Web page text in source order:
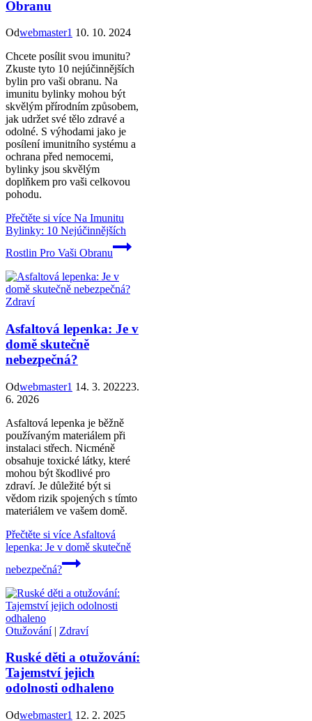
Obranu
Odwebmaster1 10. 10. 2024
Chcete posílit svou imunitu?
Zkuste tyto 10 nejúčinnějších
bylin pro vaši obranu. Na
imunitu bylinky mohou být
skvělým přírodním způsobem,
jak udržet své tělo zdravé a
odolné. S výhodami jako je
posílení imunitního systému a
ochrana před nemocemi,
bylinky jsou skvělým
doplňkem pro vaši celkovou
pohodu.
Přečtěte si více Na Imunitu
Bylinky: 10 Nejúčinnějších
Rostlin Pro Vaši Obranu
Zdraví
Asfaltová lepenka: Je v
domě skutečně
nebezpečná?
Odwebmaster1 14. 3. 202223.
6. 2026
Asfaltová lepenka je běžně
používaným materiálem při
instalaci střech. Nicméně
obsahuje toxické látky, které
mohou být škodlivé pro
zdraví. Je důležité být si
vědom rizik spojených s tímto
materiálem ve vašem domě.
Přečtěte si více Asfaltová
lepenka: Je v domě skutečně
nebezpečná?
Otužování| Zdraví
Ruské děti a otužování:
Tajemství jejich
odolnosti odhaleno
Odwebmaster1 12. 2. 2025